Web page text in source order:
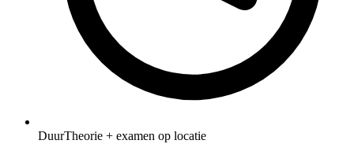
DuurTheorie + examen op locatie